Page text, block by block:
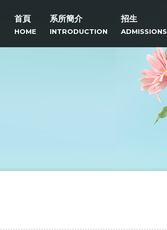
首頁
HOME
系所簡介
INTRODUCTION
招生
ADMISSIONS